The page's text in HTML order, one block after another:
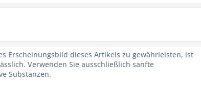
Erscheinungsbild dieses Artikels zu gewährleisten, ist
Verwenden Sie ausschließlich sanfte
Substanzen.